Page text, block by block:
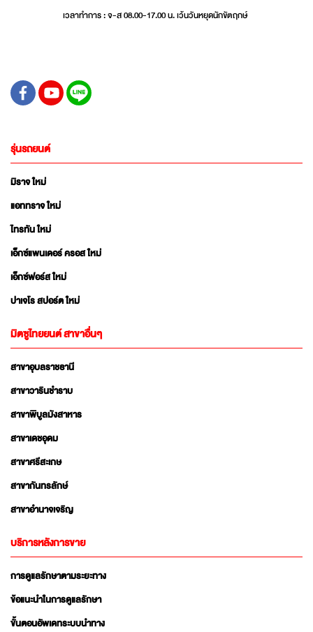
เวลาทำการ : จ-ส 08.00-17.00 น. เว้นวันหยุดนักขัตฤกษ์
รุ่นรถยนต์
มิราจ ใหม่
แอททราจ ใหม่
ไทรทัน ใหม่
เอ็กซ์แพนเดอร์ ครอส ใหม่
เอ็กซ์ฟอร์ส ใหม่
ปาเจโร สปอร์ต ใหม่
มิตซูไทยยนต์ สาขาอื่นๆ
สาขาอุบลราชธานี
สาขาวารินชำราบ
สาขาพิบูลมังสาหาร
สาขาเดชอุดม
สาขาศรีสะเกษ
สาขากันทรลักษ์
สาขาอำนาจเจริญ
บริการหลังการขาย
การดูแลรักษาตามระยะทาง
ข้อแนะนำในการดูแลรักษา
ขั้นตอนอัพเดทระบบนำทาง